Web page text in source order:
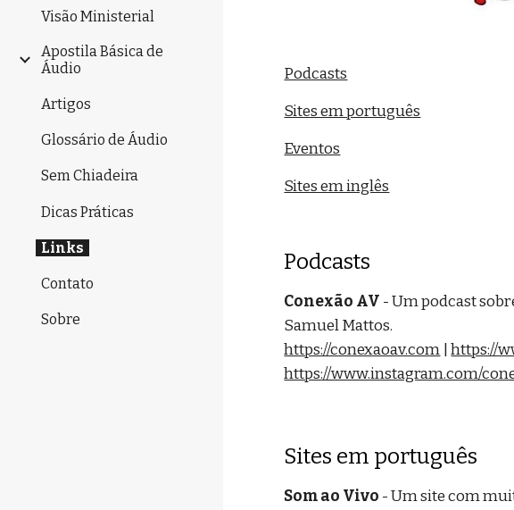
Visão Ministerial
Apostila Básica de
Áudio
Artigos
Glossário de Áudio
Sem Chiadeira
Dicas Práticas
Links
Contato
Sobre
Podcasts
Sites em português
Eventos
Sites em inglês
Podcasts
Conexão AV - Um podcast
Samuel Mattos.
https://conexaoav.com |https://
https://www.instagram.com/
Sites em português
Som ao Vivo - Um site com